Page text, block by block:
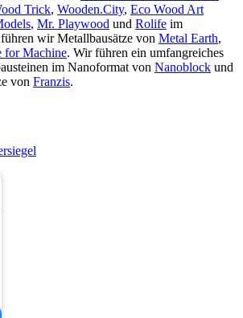
Trick, Wooden.City, Eco Wood Art
, Mr. Playwood und Rolife im
wir Metallbausätze von Metal Earth,
for Machine. Wir führen ein umfangreiches
im Nanoformat von Nanoblock und
von Franzis.